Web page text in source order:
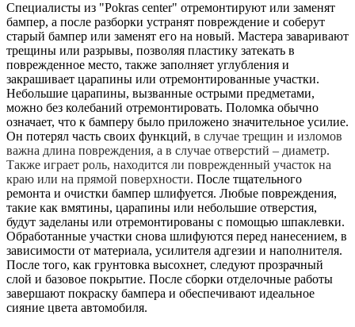
Специалисты из "Pokras center" отремонтируют или заменят
бампер, а после разборки устранят повреждение и соберут
старый бампер или заменят его на новый. Мастера заваривают
трещины или разрывы, позволяя пластику затекать в
поврежденное место, также заполняет углубления и
закрашивает царапины или отремонтированные участки.
Небольшие царапины, вызванные острыми предметами,
можно без колебаний отремонтировать. Поломка обычно
означает, что к бамперу было приложено значительное усилие.
Он потерял часть своих функций, в случае трещин и изломов
важна длина повреждения, а в случае отверстий – диаметр.
Также играет роль, находится ли поврежденный участок на
краю или на прямой поверхности. После тщательного
ремонта и очистки бампер шлифуется. Любые повреждения,
такие как вмятины, царапины или небольшие отверстия,
будут заделаны или отремонтированы с помощью шпаклевки.
Обработанные участки снова шлифуются перед нанесением, в
зависимости от материала, усилителя адгезии и наполнителя.
После того, как грунтовка высохнет, следуют прозрачный
слой и базовое покрытие. После сборки отделочные работы
завершают покраску бампера и обеспечивают идеальное
сияние цвета автомобиля.